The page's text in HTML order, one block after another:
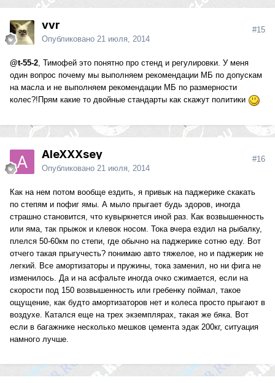
vvr
Опубликовано 21 июля, 2014
#15
@t-55-2, Тимофей это понятно про стенд и регулировки. У меня
один вопрос почему мы выполняем рекомендации МБ по допускам
на масла и не выполняем рекомендации МБ по размерности
колес?!Прям какие то двойные стандарты как скажут политики
AleXXXsey
Опубликовано 21 июля, 2014
#16
Как на нем потом вообще ездить, я привык на паджерике скакать
по степям и пофиг ямы. А мыло прыгает будь здоров, иногда
страшно становится, что кувыркнется иной раз. Как возвышенность
или яма, так прыжок и клевок носом. Тока вчера ездил на рыбалку,
плелся 50-60км по степи, где обычно на паджерике сотню еду. Вот
отчего такая прыгучесть? понимаю авто тяжелое, но и паджерик не
легкий. Все амортизаторы и пружины, тока заменил, но ни фига не
изменилось. Да и на асфальте иногда очко сжимается, если на
скорости под 150 возвышенность или гребенку поймал, такое
ощущение, как будто амортизаторов нет и колеса просто прыгают в
воздухе. Катался еще на трех экземплярах, такая же бяка. Вот
если в багажнике несколько мешков цемента эдак 200кг, ситуация
намного лучше.